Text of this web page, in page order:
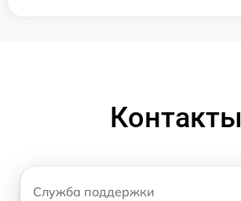
Контакты
Служба поддержки